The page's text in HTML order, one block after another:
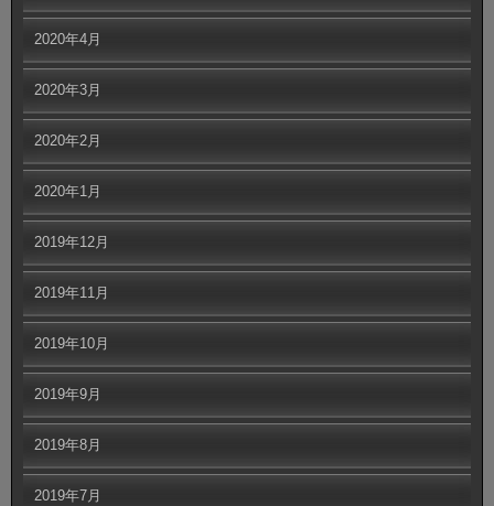
2020年4月
2020年3月
2020年2月
2020年1月
2019年12月
2019年11月
2019年10月
2019年9月
2019年8月
2019年7月